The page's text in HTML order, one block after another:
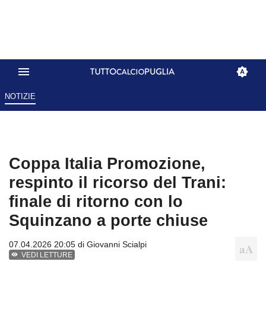
NOTIZIE
Coppa Italia Promozione,
respinto il ricorso del Trani:
finale di ritorno con lo
Squinzano a porte chiuse
07.04.2026 20:05 di Giovanni Scialpi
VEDI LETTURE